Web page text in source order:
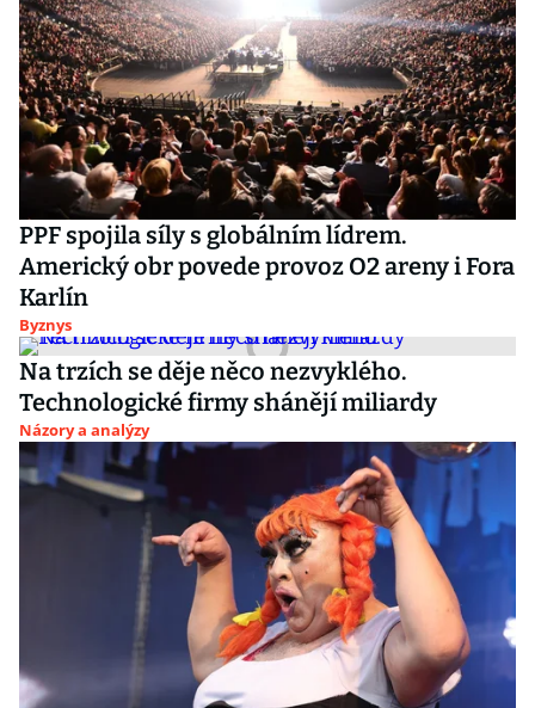
PPF spojila síly s globálním lídrem.
Americký obr povede provoz O2 areny i Fora
Karlín
Byznys
Na trzích se děje něco nezvyklého.
Technologické firmy shánějí miliardy
Názory a analýzy